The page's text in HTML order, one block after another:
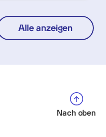
Alle anzeigen
Nach oben